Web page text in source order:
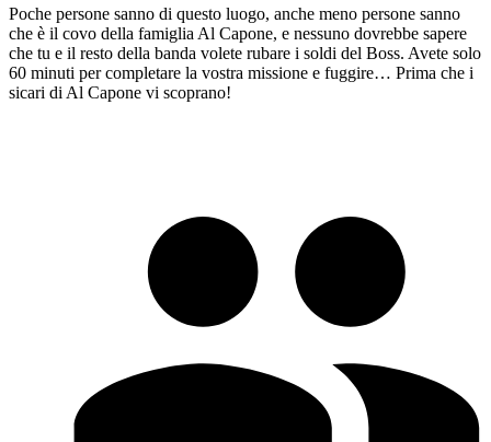
Poche persone sanno di questo luogo, anche meno persone sanno
che è il covo della famiglia Al Capone, e nessuno dovrebbe sapere
che tu e il resto della banda volete rubare i soldi del Boss. Avete solo
60 minuti per completare la vostra missione e fuggire… Prima che i
sicari di Al Capone vi scoprano!